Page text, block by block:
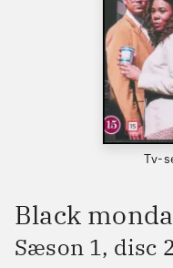
Tv-
Black
Sæson 1, disc